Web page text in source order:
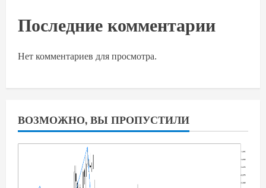
Последние комментарии
Нет комментариев для просмотра.
ВОЗМОЖНО, ВЫ ПРОПУСТИЛИ